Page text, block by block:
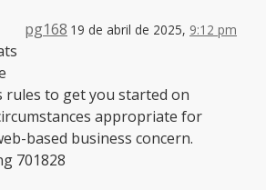
pg168 19 de abril de 2025, 9:12 pm
rules to get you started on
appropriate for
based business concern.
701828